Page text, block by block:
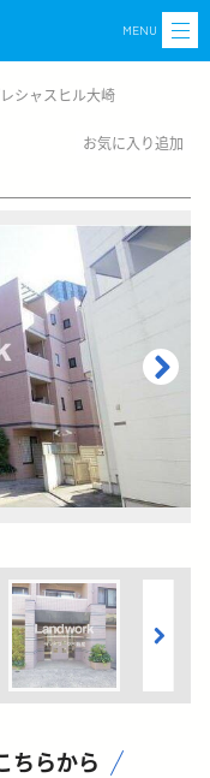
MENU
シャスヒル大崎
お気に入り追加
ちらから